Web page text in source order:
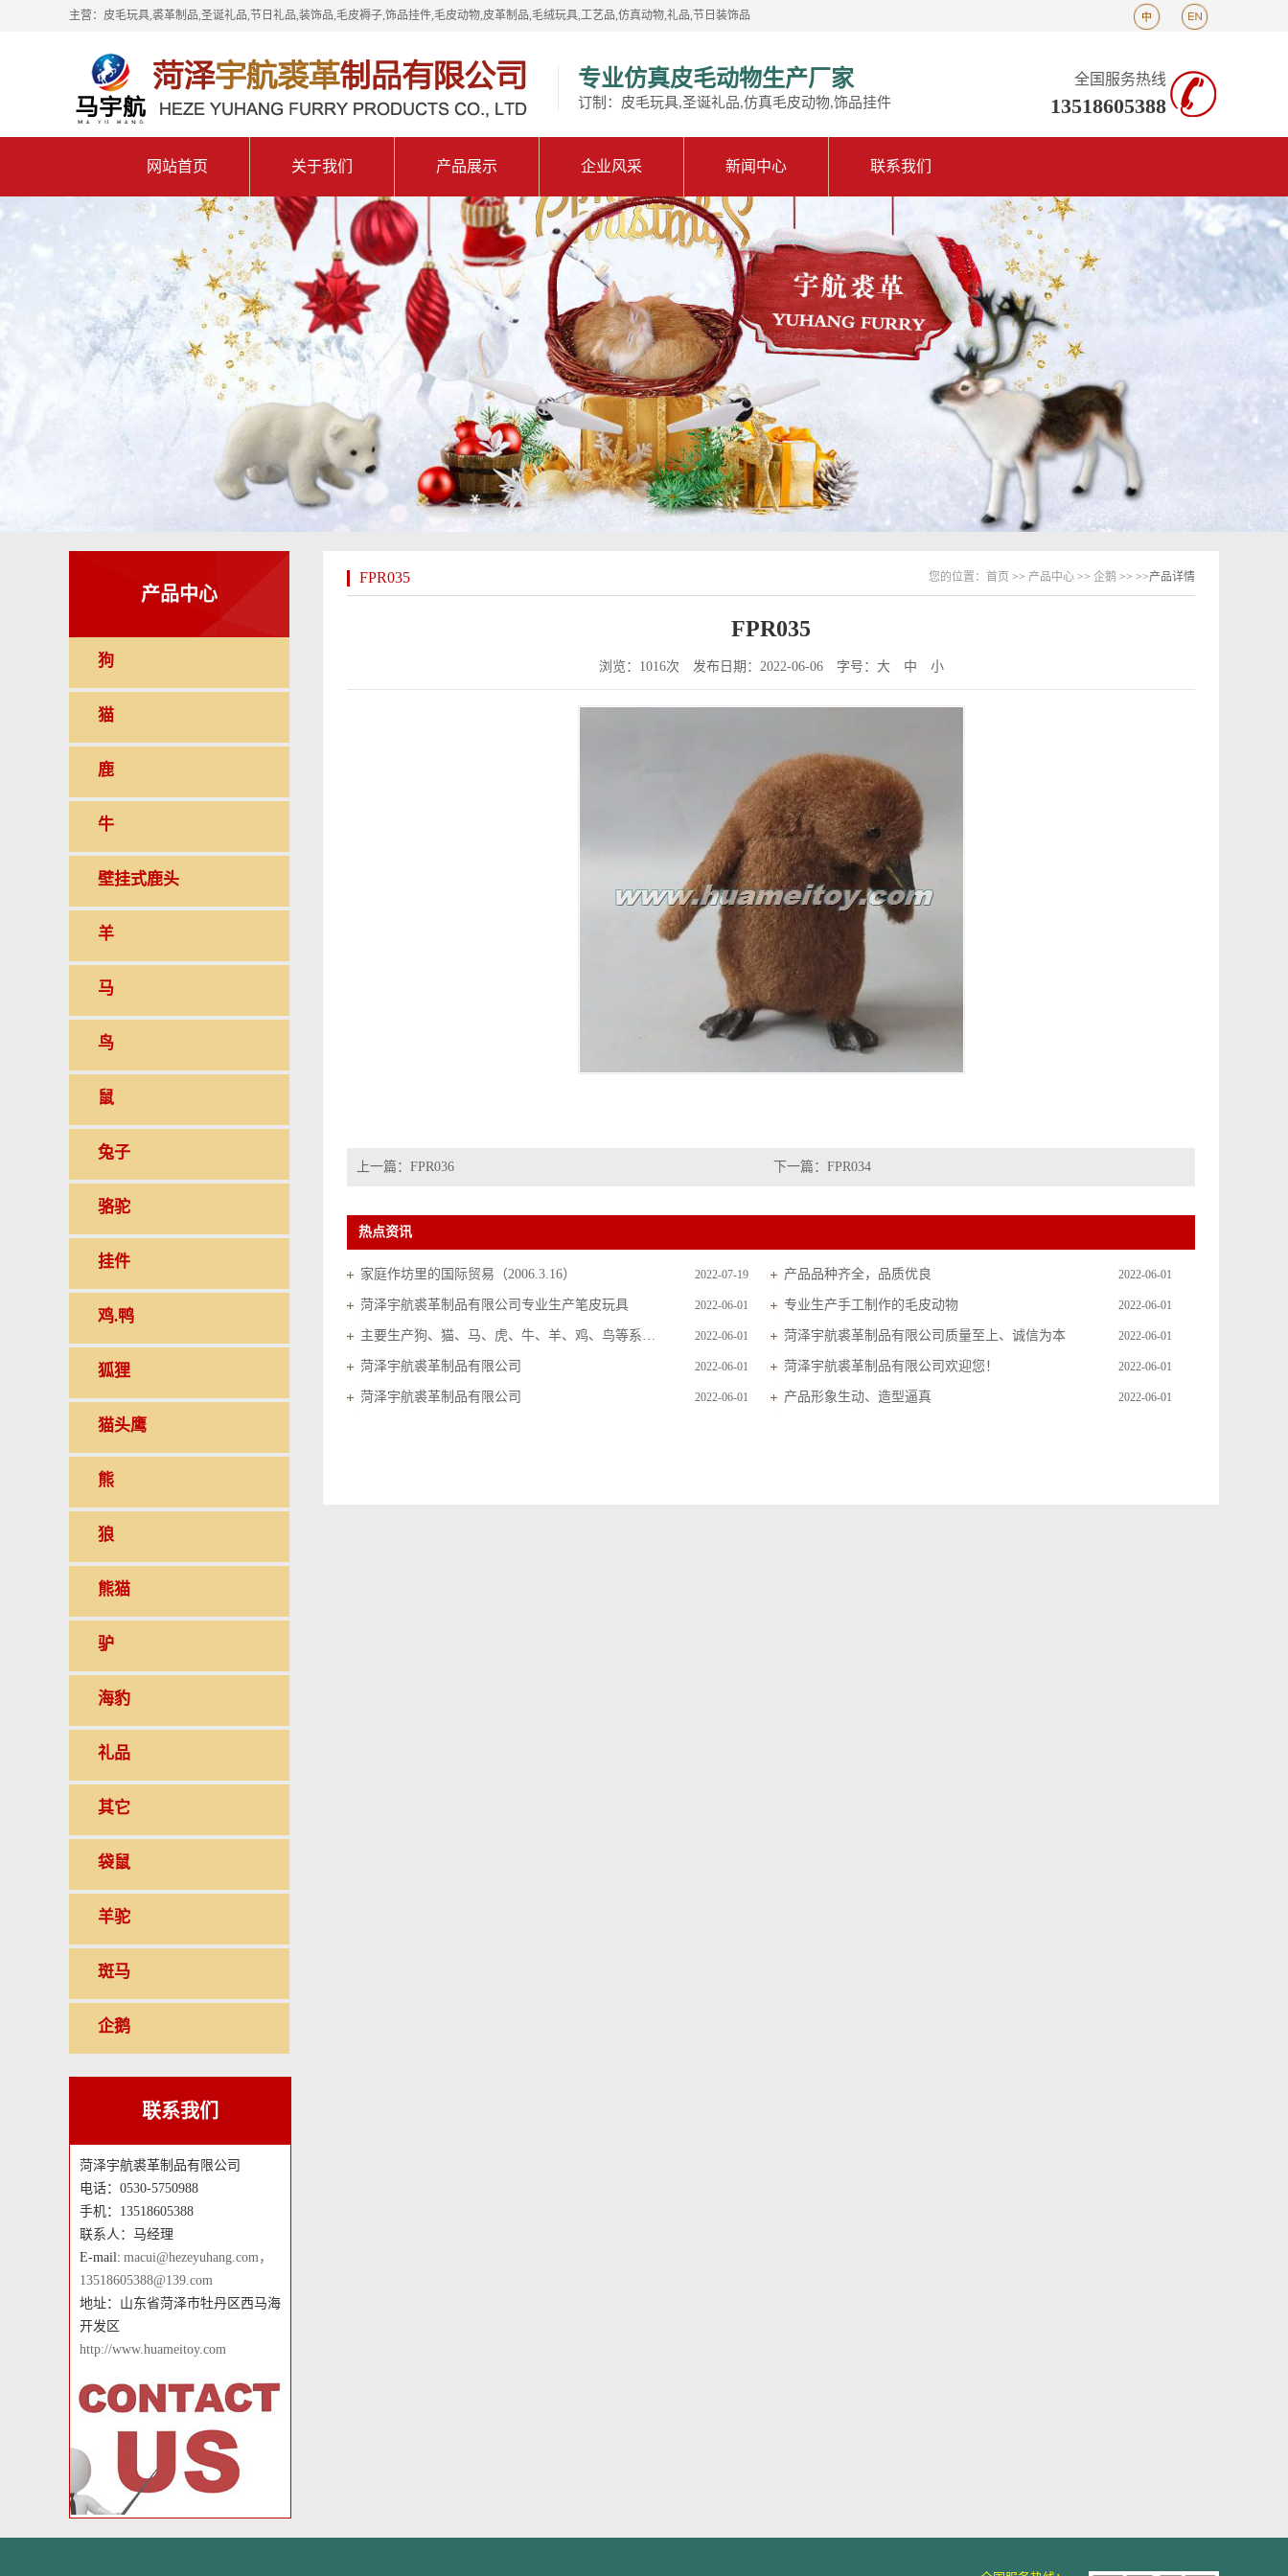
主营：皮毛玩具,裘革制品,圣诞礼品,节日礼品,装饰品,毛皮褥子,饰品挂件,毛皮动物,皮革制品,毛绒玩具,工艺品,仿真动物,礼品,节日装饰品
专业仿真皮毛动物生产厂家
订制：皮毛玩具,圣诞礼品,仿真毛皮动物,饰品挂件
全国服务热线
13518605388
网站首页 关于我们 产品展示 企业风采 新闻中心 联系我们
产品中心
狗
猫
鹿
牛
壁挂式鹿头
羊
马
鸟
鼠
兔子
骆驼
挂件
鸡.鸭
狐狸
猫头鹰
熊
狼
熊猫
驴
海豹
礼品
其它
袋鼠
羊驼
斑马
企鹅
联系我们
菏泽宇航裘革制品有限公司
电话：0530-5750988
手机：13518605388
联系人：马经理
E-mail: macui@hezeyuhang.com，
13518605388@139.com
地址：山东省菏泽市牡丹区西马海
开发区
http://www.huameitoy.com
FPR035 您的位置： 首页 >> 产品中心 >> 企鹅 >> >>产品详情
FPR035
浏览：1016次 发布日期：2022-06-06 字号： 大 中 小
上一篇： FPR036 下一篇： FPR034
热点资讯
2022-07-19
家庭作坊里的国际贸易（2006.3.16） 2022-06-01
产品品种齐全，品质优良
2022-06-01
菏泽宇航裘革制品有限公司专业生产笔皮玩具 2022-06-01
专业生产手工制作的毛皮动物
2022-06-01
主要生产狗、猫、马、虎、牛、羊、鸡、鸟等系列毛皮玩具 2022-06-01
菏泽宇航裘革制品有限公司质量至上、诚信为本
2022-06-01
菏泽宇航裘革制品有限公司 2022-06-01
菏泽宇航裘革制品有限公司欢迎您！
2022-06-01
菏泽宇航裘革制品有限公司 2022-06-01
产品形象生动、造型逼真